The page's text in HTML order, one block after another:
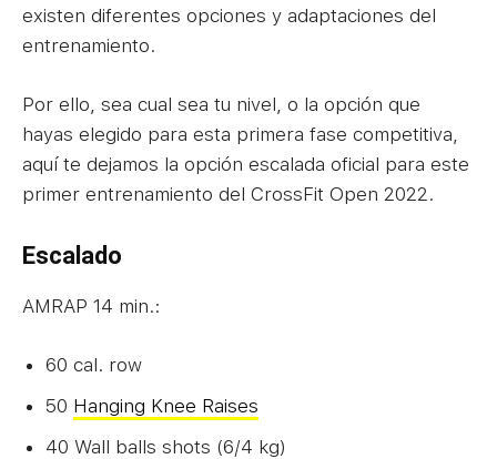
existen diferentes opciones y adaptaciones del
entrenamiento.
Por ello, sea cual sea tu nivel, o la opción que
hayas elegido para esta primera fase competitiva,
aquí te dejamos la opción escalada oficial para este
primer entrenamiento del CrossFit Open 2022.
Escalado
AMRAP 14 min.:
60 cal. row
50 Hanging Knee Raises
40 Wall balls shots (6/4 kg)